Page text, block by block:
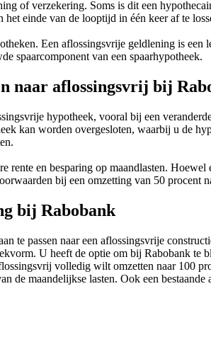
of verzekering. Soms is dit een
einde van de looptijd in één keer af te
Een aflossingsvrije geldlening is
spaarcomponent van een spaarhypotheek.
naar aflossingsvrij bij
hypotheek, vooral bij een
kan worden overgesloten, waarbij u de
rente en besparing op maandlasten.
bij een omzetting van 50 procent
bij Rabobank
te passen naar een aflossingsvrije
U heeft de optie om bij Rabobank te
volledig wilt omzetten naar 100
de maandelijkse lasten. Ook een